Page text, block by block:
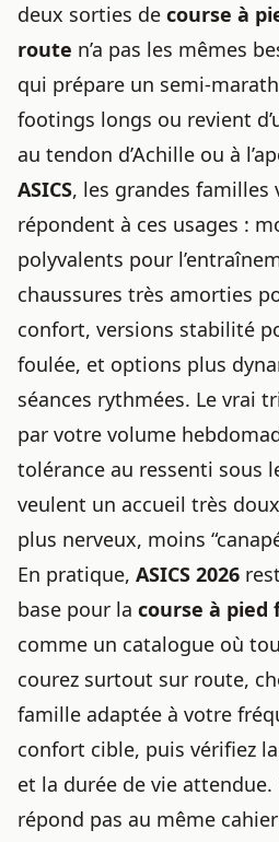
deux sorties de course à
route n’a pas les mêmes
qui prépare un semi-
footings longs ou revient
au tendon d’Achille ou à
ASICS, les grandes familles
répondent à ces usages :
polyvalents pour
chaussures très amorties
confort, versions stabilité
foulée, et options plus
séances rythmées. Le vrai
par votre volume
tolérance au ressenti sous
veulent un accueil très
plus nerveux, moins
En pratique, ASICS 2026
base pour la course à pied
comme un catalogue où
courez surtout sur route,
famille adaptée à votre
confort cible, puis vérifiez
et la durée de vie attendue.
répond pas au même